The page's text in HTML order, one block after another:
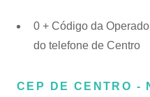
0 + Código da
do telefone de Centro
CEP DE CENTRO -